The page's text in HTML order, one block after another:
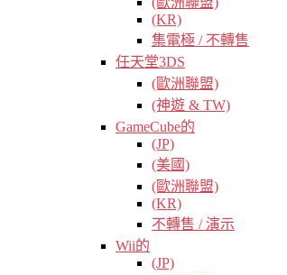
(KR)
集電極 / 不轉售
任天堂3DS
(歐洲聯盟)
(神遊 & TW)
GameCube的
(JP)
(美國)
(歐洲聯盟)
(KR)
不轉售 / 演示
Wii的
(JP)